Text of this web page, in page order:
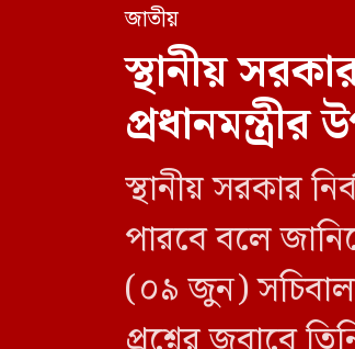
জাতীয়
স্থানীয়
প্রধানমন্ত্রীর
স্থানীয় সরকার
পারবে বলে
(০৯ জুন)